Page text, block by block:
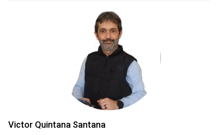
experiencia y conocimiento del mercado, podrás tomar
decisiones informadas que maximicen el valor de tu
propiedad. En este artículo, desglosaremos los principales
factores que influyen en la valoración de una vivienda y
compartiremos ejemplos concretos que ilustran cómo
estos elementos pueden impactar el precio final.
FACTORES QUE INFLUYEN EN EL
VALOR DE TU CASA
Victor Quintana Santana